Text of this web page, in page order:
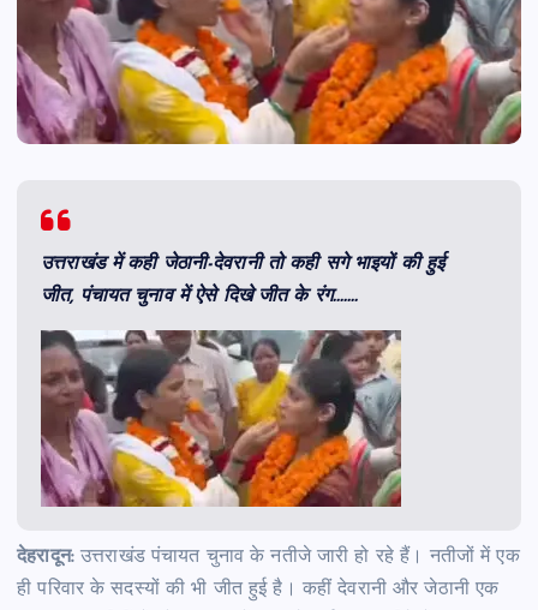
उत्तराखंड में कही जेठानी-देवरानी तो कही सगे भाइयों की हुई
जीत, पंचायत चुनाव में ऐसे दिखे जीत के रंग…….
देहरादून:उत्तराखंड पंचायत चुनाव के नतीजे जारी हो रहे हैं। नतीजों में एक
ही परिवार के सदस्यों की भी जीत हुई है। कहीं देवरानी और जेठानी एक